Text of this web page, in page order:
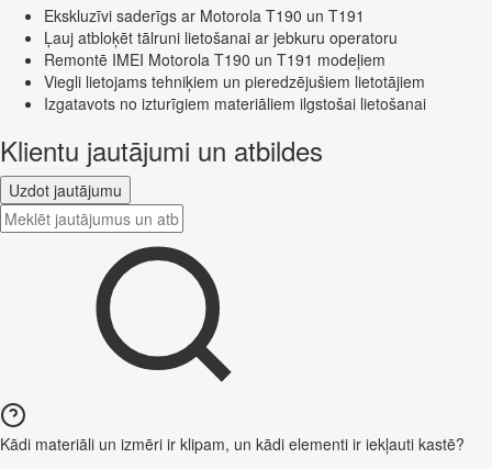
Ekskluzīvi saderīgs ar Motorola T190 un T191
Ļauj atbloķēt tālruni lietošanai ar jebkuru operatoru
Remontē IMEI Motorola T190 un T191 modeļiem
Viegli lietojams tehniķiem un pieredzējušiem lietotājiem
Izgatavots no izturīgiem materiāliem ilgstošai lietošanai
Klientu jautājumi un atbildes
Uzdot jautājumu
Kādi materiāli un izmēri ir klipam, un kādi elementi ir iekļauti kastē?